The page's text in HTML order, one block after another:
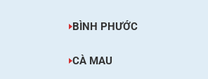
BÌNH PHƯỚC
CÀ MAU